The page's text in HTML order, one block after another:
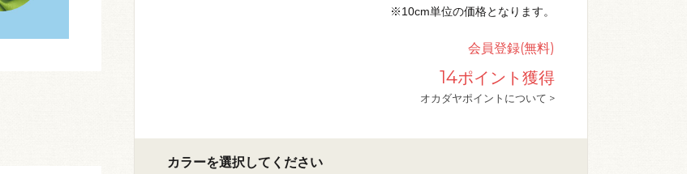
※10cm単位の価格となります。
会員登録(無料)
14ポイント獲得
オカダヤポイントについて >
カラーを選択してください